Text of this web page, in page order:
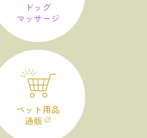
ドッグ
マッサージ
ペット用品
通販